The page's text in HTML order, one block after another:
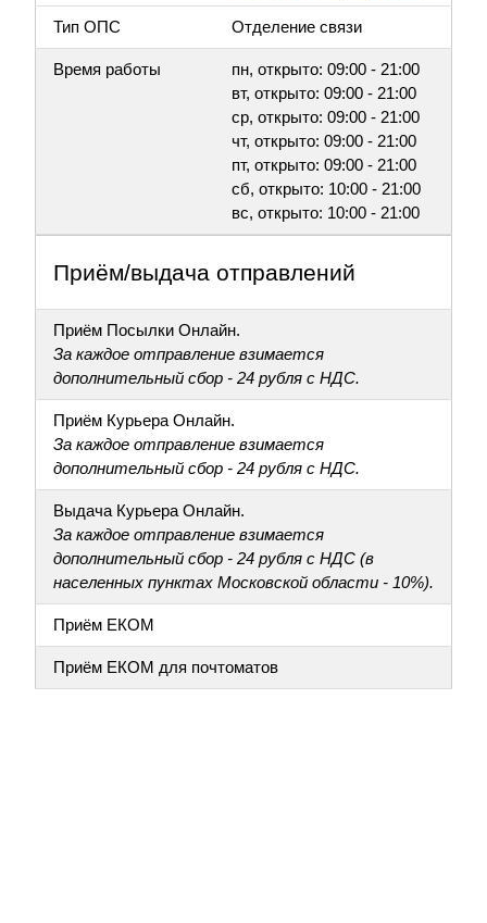
Тип ОПС Отделение связи
Время работы
пн, открыто: 09:00 - 21:00
вт, открыто: 09:00 - 21:00
ср, открыто: 09:00 - 21:00
чт, открыто: 09:00 - 21:00
пт, открыто: 09:00 - 21:00
сб, открыто: 10:00 - 21:00
вс, открыто: 10:00 - 21:00
Приём/выдача отправлений
Приём Посылки Онлайн.
За каждое отправление взимается
дополнительный сбор - 24 рубля с НДС.
Приём Курьера Онлайн.
За каждое отправление взимается
дополнительный сбор - 24 рубля с НДС.
Выдача Курьера Онлайн.
За каждое отправление взимается
дополнительный сбор - 24 рубля с НДС (в
населенных пунктах Московской области - 10%).
Приём ЕКОМ
Приём ЕКОМ для почтоматов